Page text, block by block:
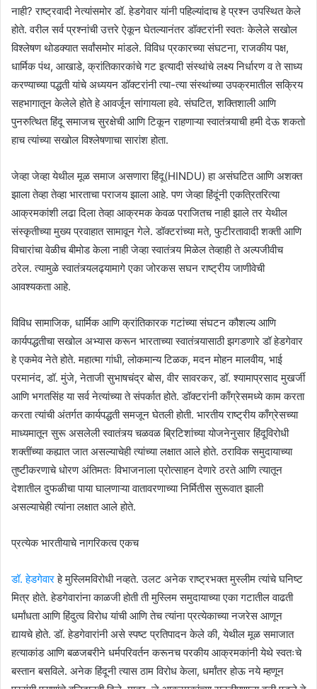
नाही? राष्ट्रवादी नेत्यांसमोर डॉ. हेडगेवार यांनी पहिल्यांदाच हे प्रश्न उपस्थित केले
होते. वरील सर्व प्रश्नांची उत्तरे ऐकून घेतल्यानंतर डॉक्टरांनी स्वतः केलेले सखोल
विश्लेषण थोडक्यात सर्वांसमोर मांडले. विविध प्रकारच्या संघटना, राजकीय पक्ष,
धार्मिक पंथ, आखाडे, क्रांतिकारकांचे गट इत्यादी संस्थांचे लक्ष्य निर्धारण व ते साध्य
करण्याच्या पद्धती यांचे अध्ययन डॉक्टरांनी त्या-त्या संस्थांच्या उपक्रमातील सक्रिय
सहभागातून केलेले होते हे आवर्जून सांगायला हवे. संघटित, शक्तिशाली आणि
पुनरुत्थित हिंदू समाजच सुरक्षेची आणि टिकून राहणाऱ्या स्वातंत्र्याची हमी देऊ शकतो
हाच त्यांच्या सखोल विश्लेषणाचा सारांश होता.
जेव्हा जेव्हा येथील मूळ समाज असणारा हिंदू(HINDU) हा असंघटित आणि अशक्त
झाला तेव्हा तेव्हा भारताचा पराजय झाला आहे. पण जेव्हा हिंदूंनी एकत्रितरित्या
आक्रमकांशी लढा दिला तेव्हा आक्रमक केवळ पराजितच नाही झाले तर येथील
संस्कृतीच्या मुख्य प्रवाहात सामावून गेले. डॉक्टरांच्या मते, फुटीरतावादी शक्ती आणि
विचारांचा वेळीच बीमोड केला नाही जेव्हा स्वातंत्र्य मिळेल तेव्हाही ते अल्पजीवीच
ठरेल. त्यामुळे स्वातंत्र्यलढ्यामागे एका जोरकस सघन राष्ट्रीय जाणीवेची
आवश्यकता आहे.
विविध सामाजिक, धार्मिक आणि क्रांतिकारक गटांच्या संघटन कौशल्य आणि
कार्यपद्धतीचा सखोल अभ्यास करून भारताच्या स्वातंत्र्यासाठी झगडणारे डॉ हेडगेवार
हे एकमेव नेते होते. महात्मा गांधी, लोकमान्य टिळक, मदन मोहन मालवीय, भाई
परमानंद, डॉ. मुंजे, नेताजी सुभाषचंद्र बोस, वीर सावरकर, डॉ. श्यामाप्रसाद मुखर्जी
आणि भगतसिंह या सर्व नेत्यांच्या ते संपर्कात होते. डॉक्टरांनी काँग्रेसमध्ये काम करता
करता त्यांची अंतर्गत कार्यपद्धती समजून घेतली होती. भारतीय राष्ट्रीय काँग्रेसच्या
माध्यमातून सुरू असलेली स्वातंत्र्य चळवळ ब्रिटिशांच्या योजनेनुसार हिंदूविरोधी
शक्तींच्या कह्यात जात असल्याचेही त्यांच्या लक्षात आले होते. ठराविक समुदायाच्या
तुष्टीकरणाचे धोरण अंतिमतः विभाजनाला प्रोत्साहन देणारे ठरते आणि त्यातून
देशातील दुफळीचा पाया घालणाऱ्या वातावरणाच्या निर्मितीस सुरूवात झाली
असल्याचेही त्यांना लक्षात आले होते.
प्रत्येक भारतीयाचे नागरिकत्व एकच
डॉ. हेडगेवारहे मुस्लिमविरोधी नव्हते. उलट अनेक राष्ट्रभक्त मुस्लीम त्यांचे घनिष्ट
मित्र होते. हेडगेवारांना काळजी होती ती मुस्लिम समुदायाच्या एका गटातील वाढती
धर्मांधता आणि हिंदुत्व विरोध यांची आणि तेच त्यांना प्रत्येकाच्या नजरेस आणून
द्यायचे होते. डॉ. हेडगेवारांनी असे स्पष्ट प्रतिपादन केले की, येथील मूळ समाजात
हत्याकांड आणि बळजबरीने धर्मपरिवर्तन करूनच परकीय आक्रमकांनी येथे स्वतःचे
बस्तान बसविले. अनेक हिंदूनी त्यास ठाम विरोध केला, धर्मांतर होऊ नये म्हणून